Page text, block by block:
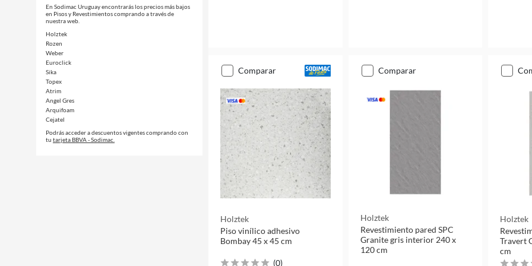
En Sodimac Uruguay encontrarás los precios más bajos
en Pisos y Revestimientos comprando a través de
nuestra web.
Holztek
Rozen
Weber
Euroclick
Sika
Topex
Atrim
Angel Gres
Arquifoam
Cejatel
Podrás acceder a descuentos vigentes comprando con
tu tarjeta BBVA - Sodimac.
comparar
Holztek
Piso vinílico adhesivo
Bombay 45 x 45 cm
(0)
comparar
Holztek
Revestimiento pared SPC
Granite gris interior 240 x
120 cm
Holztek
Travert
cm